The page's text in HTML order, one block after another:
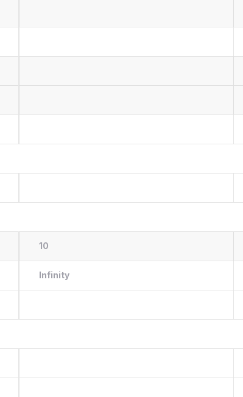
10
Infinity